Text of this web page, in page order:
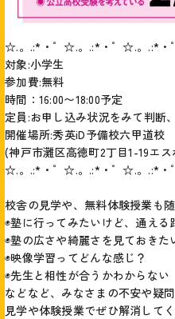
☆.。.:*・゜☆.。.:*・゜☆.。.:*・
対象:小学生
参加費:無料
時間：16:00〜18:00予定
定員:お申し込み状況をみて判断
開催場所:秀英iD予備校六甲道校
(神戸市灘区高徳町2丁目1-19エ
☆.。.:*・゜☆.。.:*・゜☆.。.:*・
校舎の見学や、無料体験授業も
◉塾に行ってみたいけど、通える
◉塾の広さや綺麗さを見ておきた
◉映像学習ってどんな感じ？
◉先生と相性が合うかわからない
などなど、みなさまの不安や疑問
見学や体験授業でぜひ解消して